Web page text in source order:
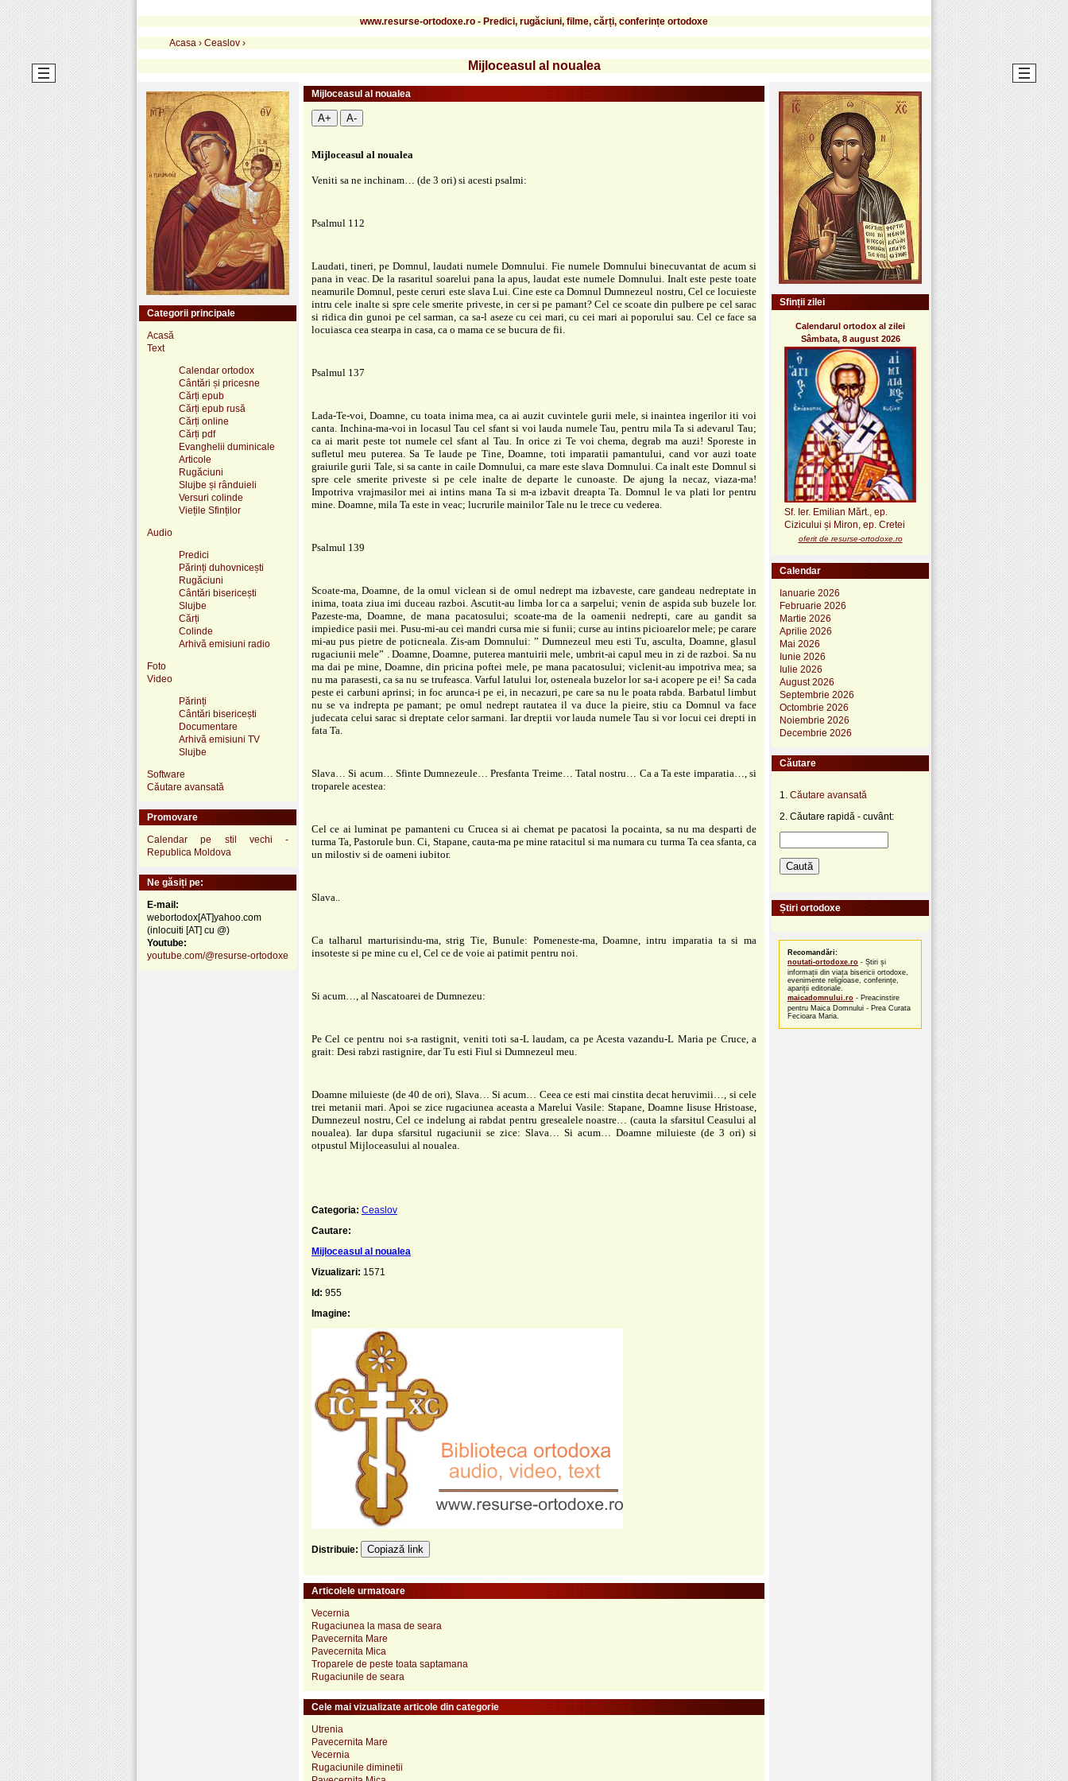
www.resurse-ortodoxe.ro - Predici, rugăciuni, filme, cărți, conferințe ortodoxe
Acasa › Ceaslov ›
Mijloceasul al noualea
Mijloceasul al noualea
A+ A-
Mijloceasul al noualea
Veniti sa ne inchinam… (de 3 ori) si acesti psalmi:
Psalmul 112
Laudati, tineri, pe Domnul, laudati numele Domnului. Fie numele Domnului binecuvantat de acum si
pana in veac. De la rasaritul soarelui pana la apus, laudat este numele Domnului. Inalt este peste toate
neamurile Domnul, peste ceruri este slava Lui. Cine este ca Domnul Dumnezeul nostru, Cel ce locuieste
intru cele inalte si spre cele smerite priveste, in cer si pe pamant? Cel ce scoate din pulbere pe cel sarac
si ridica din gunoi pe cel sarman, ca sa-l aseze cu cei mari, cu cei mari ai poporului sau. Cel ce face sa
locuiasca cea stearpa in casa, ca o mama ce se bucura de fii.
Psalmul 137
Lada-Te-voi, Doamne, cu toata inima mea, ca ai auzit cuvintele gurii mele, si inaintea ingerilor iti voi
canta. Inchina-ma-voi in locasul Tau cel sfant si voi lauda numele Tau, pentru mila Ta si adevarul Tau;
ca ai marit peste tot numele cel sfant al Tau. In orice zi Te voi chema, degrab ma auzi! Sporeste in
sufletul meu puterea. Sa Te laude pe Tine, Doamne, toti imparatii pamantului, cand vor auzi toate
graiurile gurii Tale, si sa cante in caile Domnului, ca mare este slava Domnului. Ca inalt este Domnul si
spre cele smerite priveste si pe cele inalte de departe le cunoaste. De ajung la necaz, viaza-ma!
Impotriva vrajmasilor mei ai intins mana Ta si m-a izbavit dreapta Ta. Domnul le va plati lor pentru
mine. Doamne, mila Ta este in veac; lucrurile mainilor Tale nu le trece cu vederea.
Psalmul 139
Scoate-ma, Doamne, de la omul viclean si de omul nedrept ma izbaveste, care gandeau nedreptate in
inima, toata ziua imi duceau razboi. Ascutit-au limba lor ca a sarpelui; venin de aspida sub buzele lor.
Pazeste-ma, Doamne, de mana pacatosului; scoate-ma de la oamenii nedrepti, care au gandit sa
impiedice pasii mei. Pusu-mi-au cei mandri cursa mie si funii; curse au intins picioarelor mele; pe carare
mi-au pus pietre de poticneala. Zis-am Domnului: ” Dumnezeul meu esti Tu, asculta, Doamne, glasul
rugaciunii mele” . Doamne, Doamne, puterea mantuirii mele, umbrit-ai capul meu in zi de razboi. Sa nu
ma dai pe mine, Doamne, din pricina poftei mele, pe mana pacatosului; viclenit-au impotriva mea; sa
nu ma parasesti, ca sa nu se trufeasca. Varful latului lor, osteneala buzelor lor sa-i acopere pe ei! Sa cada
peste ei carbuni aprinsi; in foc arunca-i pe ei, in necazuri, pe care sa nu le poata rabda. Barbatul limbut
nu se va indrepta pe pamant; pe omul nedrept rautatea il va duce la pieire, stiu ca Domnul va face
judecata celui sarac si dreptate celor sarmani. Iar dreptii vor lauda numele Tau si vor locui cei drepti in
fata Ta.
Slava… Si acum… Sfinte Dumnezeule… Presfanta Treime… Tatal nostru… Ca a Ta este imparatia…, si
troparele acestea:
Cel ce ai luminat pe pamanteni cu Crucea si ai chemat pe pacatosi la pocainta, sa nu ma desparti de
turma Ta, Pastorule bun. Ci, Stapane, cauta-ma pe mine ratacitul si ma numara cu turma Ta cea sfanta, ca
un milostiv si de oameni iubitor.
Slava..
Ca talharul marturisindu-ma, strig Tie, Bunule: Pomeneste-ma, Doamne, intru imparatia ta si ma
insoteste si pe mine cu el, Cel ce de voie ai patimit pentru noi.
Si acum…, al Nascatoarei de Dumnezeu:
Pe Cel ce pentru noi s-a rastignit, veniti toti sa-L laudam, ca pe Acesta vazandu-L Maria pe Cruce, a
grait: Desi rabzi rastignire, dar Tu esti Fiul si Dumnezeul meu.
Doamne miluieste (de 40 de ori), Slava… Si acum… Ceea ce esti mai cinstita decat heruvimii…, si cele
trei metanii mari. Apoi se zice rugaciunea aceasta a Marelui Vasile: Stapane, Doamne Iisuse Hristoase,
Dumnezeul nostru, Cel ce indelung ai rabdat pentru gresealele noastre… (cauta la sfarsitul Ceasului al
noualea). Iar dupa sfarsitul rugaciunii se zice: Slava… Si acum… Doamne miluieste (de 3 ori) si
otpustul Mijloceasului al noualea.
Categoria: Ceaslov
Cautare:
Mijloceasul al noualea
Vizualizari: 1571
Id: 955
Imagine:
Distribuie: Copiază link
Articolele urmatoare
Vecernia
Rugaciunea la masa de seara
Pavecernita Mare
Pavecernita Mica
Troparele de peste toata saptamana
Rugaciunile de seara
Cele mai vizualizate articole din categorie
Utrenia
Pavecernita Mare
Vecernia
Rugaciunile diminetii
Categorii principale
Acasă
Text
Calendar ortodox
Cântări și pricesne
Cărți epub
Cărți epub rusă
Cărți online
Cărți pdf
Evanghelii duminicale
Articole
Rugăciuni
Slujbe și rânduieli
Versuri colinde
Viețile Sfinților
Audio
Predici
Părinți duhovnicești
Rugăciuni
Cântări bisericești
Slujbe
Cărți
Colinde
Arhivă emisiuni radio
Foto
Video
Părinți
Cântări bisericești
Documentare
Arhivă emisiuni TV
Slujbe
Software
Căutare avansată
Promovare
Calendar pe stil vechi -
Republica Moldova
Ne găsiți pe:
E-mail:
webortodox[AT]yahoo.com
(inlocuiti [AT] cu @)
Youtube:
youtube.com/@resurse-ortodoxe
Sfinții zilei
Calendarul ortodox al zilei
Sâmbata, 8 august 2026
Sf. Ier. Emilian Mărt., ep.
Cizicului și Miron, ep. Cretei
oferit de resurse-ortodoxe.ro
Calendar
Ianuarie 2026
Februarie 2026
Martie 2026
Aprilie 2026
Mai 2026
Iunie 2026
Iulie 2026
August 2026
Septembrie 2026
Octombrie 2026
Noiembrie 2026
Decembrie 2026
Căutare
1. Căutare avansată
2. Căutare rapidă - cuvânt:
Știri ortodoxe
Recomandări:
noutati-ortodoxe.ro - Știri și
informații din viața bisericii ortodoxe,
evenimente religioase, conferințe,
apariții editoriale.
maicadomnului.ro - Preacinstire
pentru Maica Domnului - Prea Curata
Fecioara Maria.